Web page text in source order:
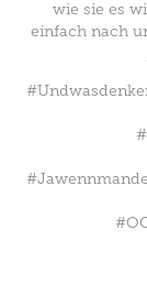
wie sie es
einfach nach